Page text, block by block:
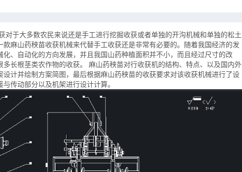
对于大多数农民来说还是手工进行挖掘收获或者单独的开沟机械和单独的松土
麻山药秧苗收获机械来代替手工收获还是非常有必要的。随着我国经济的发
、自动化的方向发展，并且我国山药种植面积并不小，而且经过尺寸的改
长根茎类农作物的收获。 麻山药秧苗对行收获机的结构、特点、以及国内外
计并绘制方案简图，最后根据麻山药秧苗的收获要求对该收获机械进行了设
传动部分以及机架进行设计计算。